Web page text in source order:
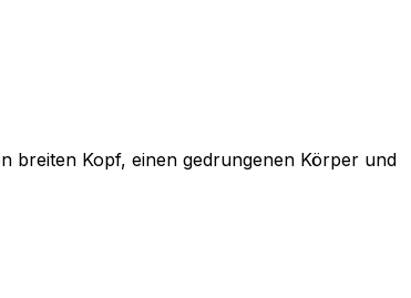
breiten Kopf, einen gedrungenen Körper und